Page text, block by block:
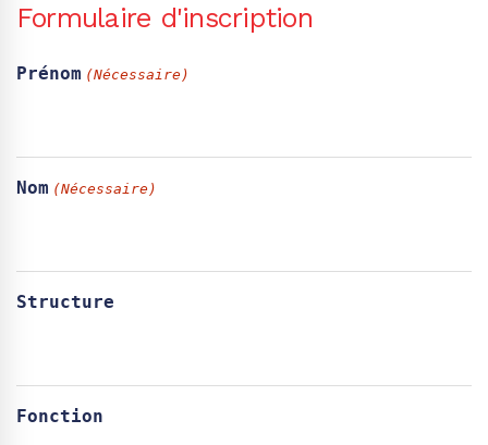
Formulaire d'inscription
Prénom (Nécessaire)
Nom (Nécessaire)
Structure
Fonction